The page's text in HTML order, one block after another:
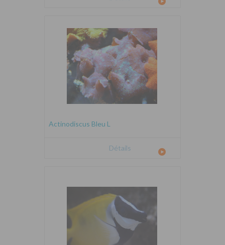
Actinodiscus Bleu L
Détails